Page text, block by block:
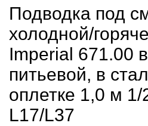
Подводка под
холодной/
Imperial 671.00
питьевой, в
оплетке 1,0 м
L17/L37